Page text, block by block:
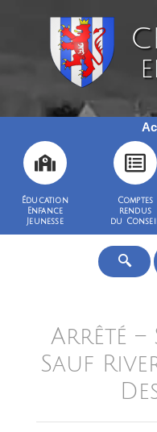
Éducation
Enfance
Jeunesse
Comptes
rendus
du Conseil
Arrêté –
Sauf